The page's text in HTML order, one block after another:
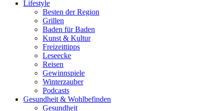
Lifestyle
Besten der Region
Grillen
Baden für Baden
Kunst & Kultur
Freizeittipps
Leseecke
Reisen
Gewinnspiele
Winterzauber
Podcasts
Gesundheit & Wohlbefinden
Gesundheit